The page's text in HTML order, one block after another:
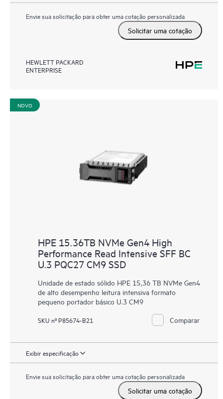
Envie sua solicitação para obter uma cotação personalizada
Solicitar uma cotação
HEWLETT PACKARD
ENTERPRISE
NOVO
HPE 15.36TB NVMe Gen4 High
Performance Read Intensive SFF BC
U.3 PQC27 CM9 SSD
Unidade de estado sólido HPE 15,36 TB NVMe Gen4
de alto desempenho leitura intensiva formato
pequeno portador básico U.3 CM9
SKU nº P85674-B21 Comparar
Exibir especificação
Envie sua solicitação para obter uma cotação personalizada
Solicitar uma cotação